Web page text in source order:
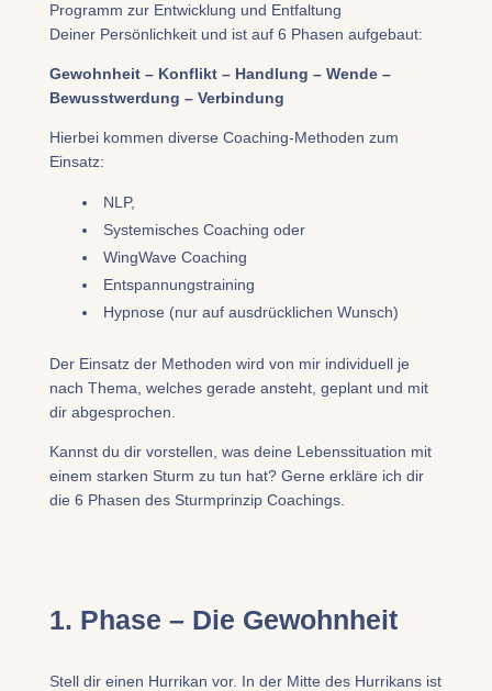
Programm zur Entwicklung und Entfaltung
Deiner Persönlichkeit und ist auf 6 Phasen aufgebaut:
Gewohnheit – Konflikt – Handlung – Wende –
Bewusstwerdung – Verbindung
Hierbei kommen diverse Coaching-Methoden zum
Einsatz:
NLP,
Systemisches Coaching oder
WingWave Coaching
Entspannungstraining
Hypnose (nur auf ausdrücklichen Wunsch)
Der Einsatz der Methoden wird von mir individuell je
nach Thema, welches gerade ansteht, geplant und mit
dir abgesprochen.
​Kannst du dir vorstellen, was deine Lebenssituation mit
einem starken Sturm zu tun hat? Gerne erkläre ich dir
die 6 Phasen des Sturmprinzip Coachings​.
1. Phase – Die Gewohnheit
Stell dir einen Hurrikan vor. In der Mitte des Hurrikans ist